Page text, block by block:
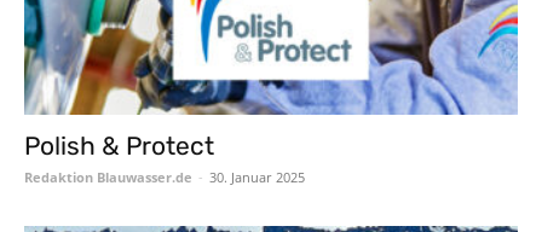
Polish & Protect
Redaktion Blauwasser.de - 30. Januar 2025